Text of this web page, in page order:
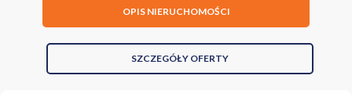
OPIS NIERUCHOMOŚCI
SZCZEGÓŁY OFERTY